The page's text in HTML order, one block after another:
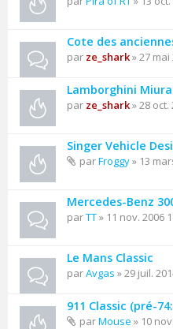
Cote des
par ze_shark» 27 mai
Lamborghini Miura
par ze_shark» 28 oct.
Singer Vehicle
parFroggy» 13
Mercedes-Benz
parTT» 11 nov. 2006
Le Mans Classic
parAvgas » 29 juil.
911 Classic (pré-74:
parMouse » 10